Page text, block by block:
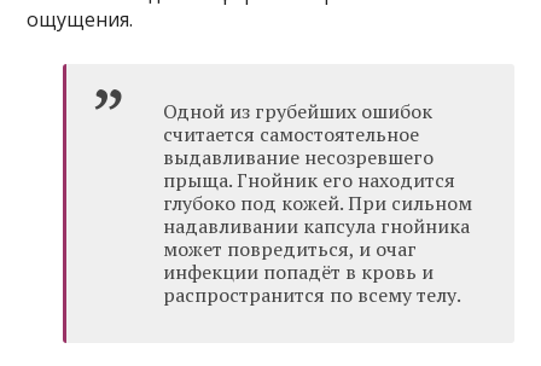
ощущения.
Одной из грубейших ошибок
считается самостоятельное
выдавливание несозревшего
прыща. Гнойник его находится
глубоко под кожей. При сильном
надавливании капсула гнойника
может повредиться, и очаг
инфекции попадёт в кровь и
распространится по всему телу.